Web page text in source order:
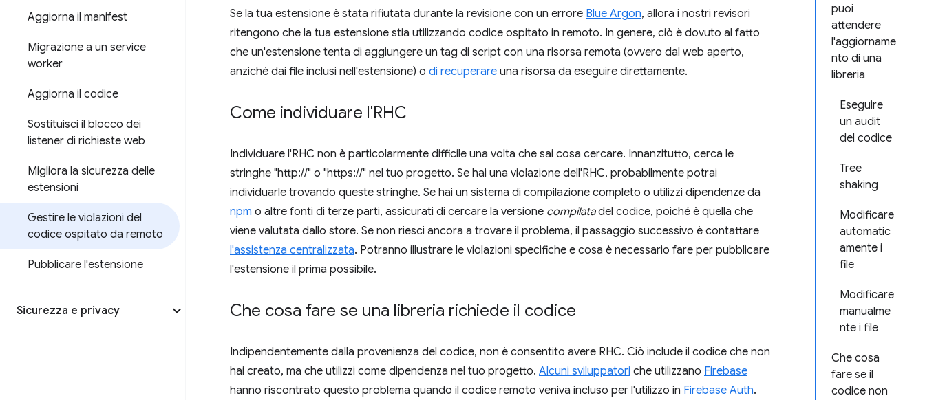
Aggiorna il manifest
Migrazione a un service
worker
Aggiorna il codice
Sostituisci il blocco dei
listener di richieste web
Migliora la sicurezza delle
estensioni
Gestire le violazioni del
codice ospitato da remoto
Pubblicare l'estensione
Sicurezza e privacy
puoi
attendere
l'aggiorname
nto di una
libreria
Eseguire
un audit
del codice
Tree
shaking
Modificare
automatic
amente i
file
Modificare
manualme
nte i file
Che cosa
fare se il
codice non
Se la tua estensione è stata rifiutata durante la revisione con un errore Blue Argon, allora i nostri revisori
ritengono che la tua estensione stia utilizzando codice ospitato in remoto. In genere, ciò è dovuto al fatto
che un'estensione tenta di aggiungere un tag di script con una risorsa remota (ovvero dal web aperto,
anziché dai file inclusi nell'estensione) o di recuperare una risorsa da eseguire direttamente.
Come individuare l'RHC
Individuare l'RHC non è particolarmente difficile una volta che sai cosa cercare. Innanzitutto, cerca le
stringhe "http://" o "https://" nel tuo progetto. Se hai una violazione dell'RHC, probabilmente potrai
individuarle trovando queste stringhe. Se hai un sistema di compilazione completo o utilizzi dipendenze da
npm o altre fonti di terze parti, assicurati di cercare la versione compilatadel codice, poiché è quella che
viene valutata dallo store. Se non riesci ancora a trovare il problema, il passaggio successivo è contattare
l'assistenza centralizzata. Potranno illustrare le violazioni specifiche e cosa è necessario fare per pubblicare
l'estensione il prima possibile.
Che cosa fare se una libreria richiede il codice
Indipendentemente dalla provenienza del codice, non è consentito avere RHC. Ciò include il codice che non
hai creato, ma che utilizzi come dipendenza nel tuo progetto. Alcuni sviluppatori che utilizzano Firebase
hanno riscontrato questo problema quando il codice remoto veniva incluso per l'utilizzo in Firebase Auth.